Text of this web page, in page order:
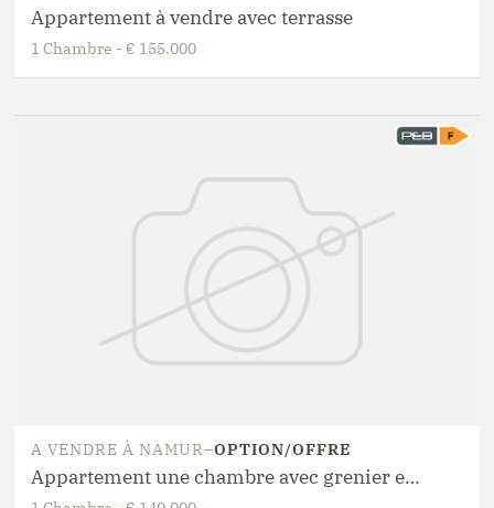
Appartement à vendre avec terrasse
1 Chambre - € 155.000
A VENDRE À NAMUR–OPTION/OFFRE
Appartement une chambre avec grenier et beau potentiel